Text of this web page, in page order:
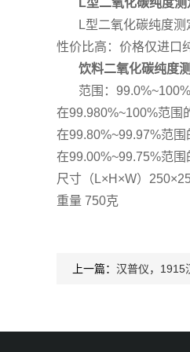
L型二氧化碳纯度
L型二氧化碳纯度
性价比高：价格仅进口
饮料二氧化碳纯度
范围：99.0%~100%
在99.980%~100%范围
在99.80%~99.97%范
在99.00%~99.75%范
尺寸（L×H×W）
重量 750克
上一篇： 汉普仪，1915